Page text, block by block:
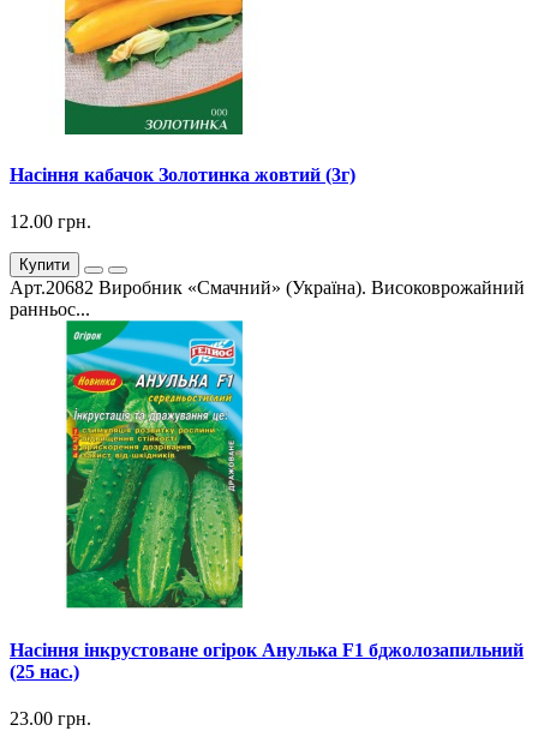
Насіння кабачок Золотинка жовтий (3г)
12.00 грн.
Купити
Арт.20682 Виробник «Смачний» (Україна). Високоврожайний
ранньос...
Насіння інкрустоване огірок Анулька F1 бджолозапильний
(25 нас.)
23.00 грн.